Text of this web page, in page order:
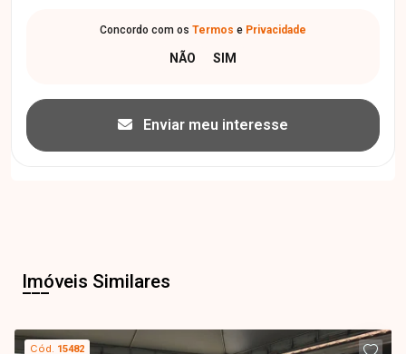
Concordo com os Termos e Privacidade
Enviar meu interesse
Imóveis Similares
Cód. 15482